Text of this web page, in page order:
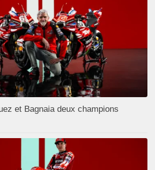
et Bagnaia deux champions